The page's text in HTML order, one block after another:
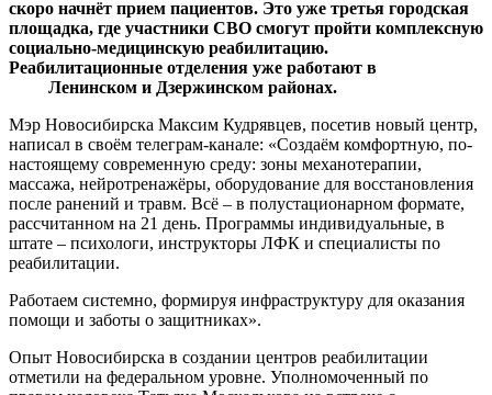
скоро начнёт прием пациентов. Это уже третья городская
площадка, где участники СВО смогут пройти комплексную
социально-медицинскую реабилитацию.
Реабилитационные отделения уже работают в
Ленинском и Дзержинском районах.
Мэр Новосибирска Максим Кудрявцев, посетив новый центр,
написал в своём телеграм-канале: «Создаём комфортную, по-
настоящему современную среду: зоны механотерапии,
массажа, нейротренажёры, оборудование для восстановления
после ранений и травм. Всё – в полустационарном формате,
рассчитанном на 21 день. Программы индивидуальные, в
штате – психологи, инструкторы ЛФК и специалисты по
реабилитации.
Работаем системно, формируя инфраструктуру для оказания
помощи и заботы о защитниках».
Опыт Новосибирска в создании центров реабилитации
отметили на федеральном уровне. Уполномоченный по